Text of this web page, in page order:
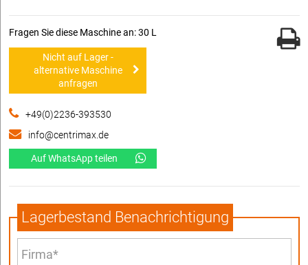
Fragen Sie diese Maschine an: 30 L
Nicht auf Lager -
alternative Maschine
anfragen
+49(0)2236-393530
info@centrimax.de
Auf WhatsApp teilen
Lagerbestand Benachrichtigung